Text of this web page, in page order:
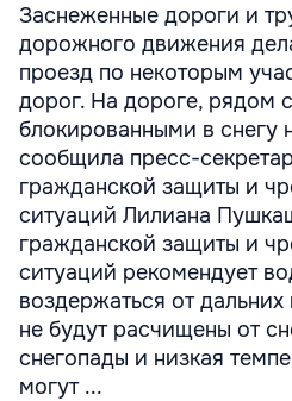
Заснеженные дороги и
дорожного движения
проезд по некоторым
дорог. На дороге, рядом
блокированными в снегу
сообщила пресс-
гражданской защиты и
ситуаций Лилиана
гражданской защиты и
ситуаций рекомендует
воздержаться от
не будут расчищены от
снегопады и низкая
могут ...